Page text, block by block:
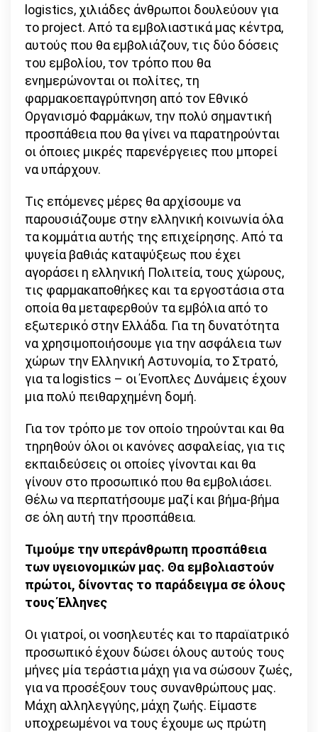
logistics, χιλιάδες άνθρωποι δουλεύουν για
το project. Από τα εμβολιαστικά μας κέντρα,
αυτούς που θα εμβολιάζουν, τις δύο δόσεις
του εμβολίου, τον τρόπο που θα
ενημερώνονται οι πολίτες, τη
φαρμακοεπαγρύπνηση από τον Εθνικό
Οργανισμό Φαρμάκων, την πολύ σημαντική
προσπάθεια που θα γίνει να παρατηρούνται
οι όποιες μικρές παρενέργειες που μπορεί
να υπάρχουν.
Τις επόμενες μέρες θα αρχίσουμε να
παρουσιάζουμε στην ελληνική κοινωνία όλα
τα κομμάτια αυτής της επιχείρησης. Από τα
ψυγεία βαθιάς καταψύξεως που έχει
αγοράσει η ελληνική Πολιτεία, τους χώρους,
τις φαρμακαποθήκες και τα εργοστάσια στα
οποία θα μεταφερθούν τα εμβόλια από το
εξωτερικό στην Ελλάδα. Για τη δυνατότητα
να χρησιμοποιήσουμε για την ασφάλεια των
χώρων την Ελληνική Αστυνομία, το Στρατό,
για τα logistics – οι Ένοπλες Δυνάμεις έχουν
μια πολύ πειθαρχημένη δομή.
Για τον τρόπο με τον οποίο τηρούνται και θα
τηρηθούν όλοι οι κανόνες ασφαλείας, για τις
εκπαιδεύσεις οι οποίες γίνονται και θα
γίνουν στο προσωπικό που θα εμβολιάσει.
Θέλω να περπατήσουμε μαζί και βήμα-βήμα
σε όλη αυτή την προσπάθεια.
Τιμούμε την υπεράνθρωπη προσπάθεια
των υγειονομικών μας. Θα εμβολιαστούν
πρώτοι, δίνοντας το παράδειγμα σε όλους
τους Έλληνες
Οι γιατροί, οι νοσηλευτές και το παραϊατρικό
προσωπικό έχουν δώσει όλους αυτούς τους
μήνες μία τεράστια μάχη για να σώσουν ζωές,
για να προσέξουν τους συνανθρώπους μας.
Μάχη αλληλεγγύης, μάχη ζωής. Είμαστε
υποχρεωμένοι να τους έχουμε ως πρώτη